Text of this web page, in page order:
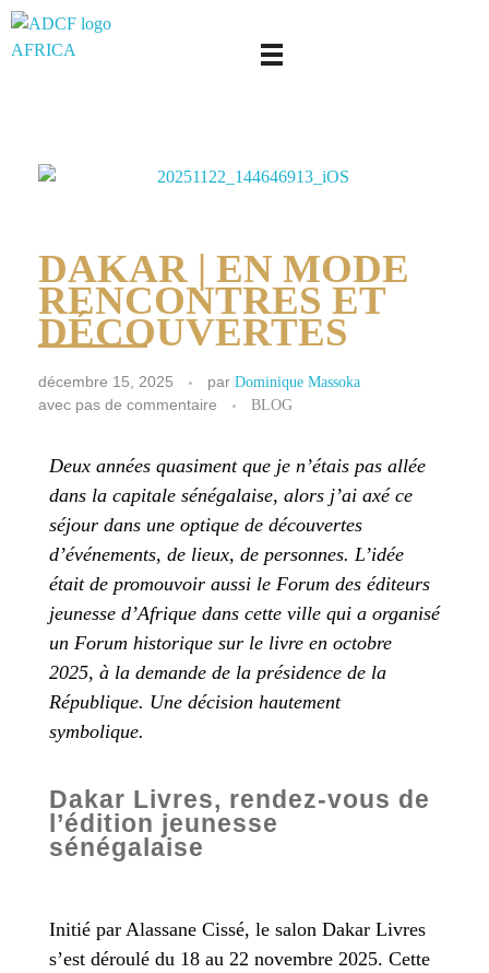
DAKAR | EN MODE
RENCONTRES ET
DÉCOUVERTES
décembre 15, 2025 par Dominique Massoka
avec pas de commentaire BLOG
Deux années quasiment que je n’étais pas allée
dans la capitale sénégalaise, alors j’ai axé ce
séjour dans une optique de découvertes
d’événements, de lieux, de personnes. L’idée
était de promouvoir aussi le Forum des éditeurs
jeunesse d’Afrique dans cette ville qui a organisé
un Forum historique sur le livre en octobre
2025, à la demande de la présidence de la
République. Une décision hautement
symbolique.
Dakar Livres, rendez-vous de
l’édition jeunesse
sénégalaise
Initié par Alassane Cissé, le salon Dakar Livres
s’est déroulé du 18 au 22 novembre 2025. Cette